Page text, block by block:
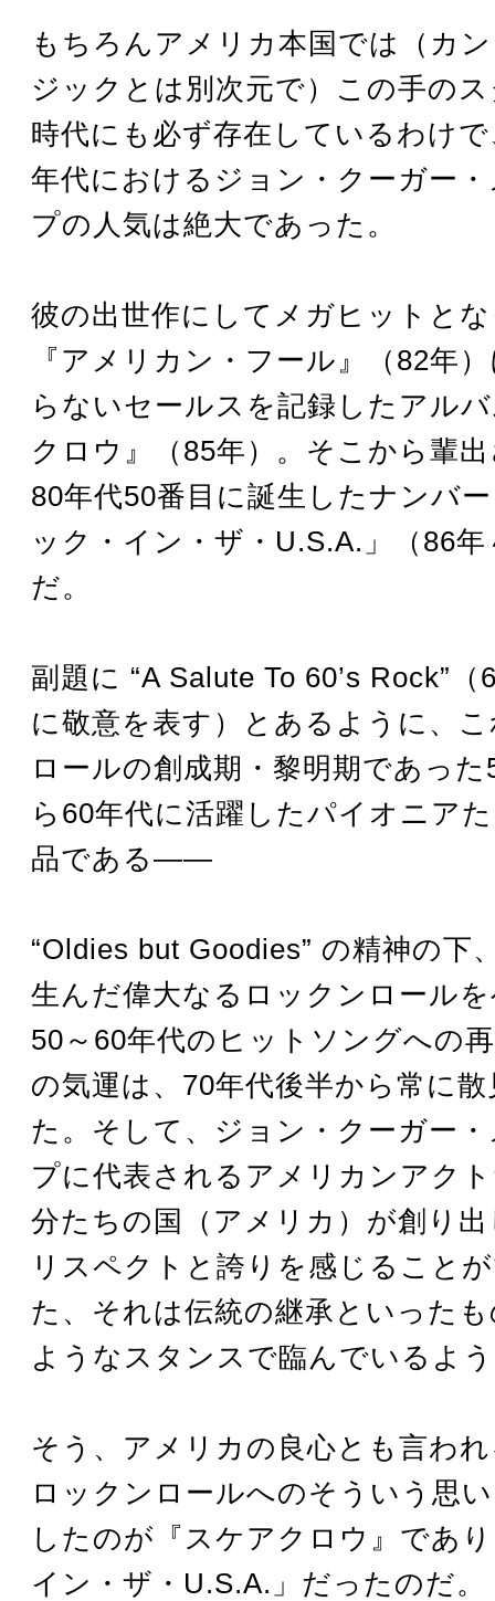
もちろんアメリカ本国では（カ
ジックとは別次元で）この手の
時代にも必ず存在しているわけ
年代におけるジョン・クーガー
プの人気は絶大であった。
彼の出世作にしてメガヒットと
『アメリカン・フール』（82年
らないセールスを記録したアル
クロウ』（85年）。そこから輩
80年代50番目に誕生したナンバ
ック・イン・ザ・U.S.A.」（86年
だ。
副題に “A Salute To 60’s Rock”
に敬意を表す）とあるように、
ロールの創成期・黎明期であっ
ら60年代に活躍したパイオニア
品である――
“Oldies but Goodies” の精神の下
生んだ偉大なるロックンロール
50～60年代のヒットソングへの
の気運は、70年代後半から常に
た。そして、ジョン・クーガー
プに代表されるアメリカンアク
分たちの国（アメリカ）が創り
リスペクトと誇りを感じること
た、それは伝統の継承といった
ようなスタンスで臨んでいるよ
そう、アメリカの良心とも言わ
ロックンロールへのそういう思
したのが『スケアクロウ』であ
イン・ザ・U.S.A.」だったのだ。